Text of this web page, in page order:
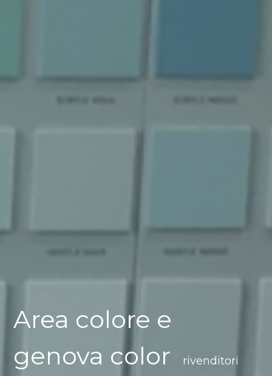
Area colore e
genova color
rivenditori